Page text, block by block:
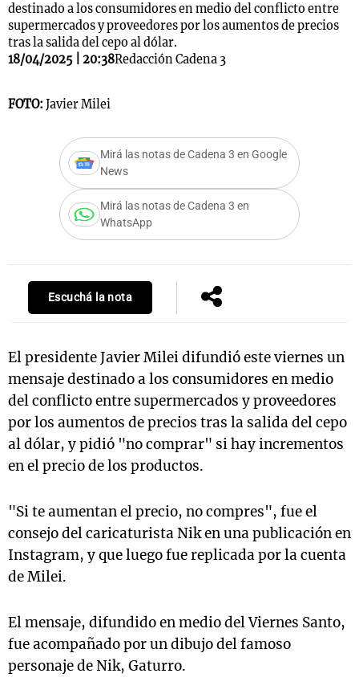
destinado a los consumidores en medio del conflicto entre
supermercados y proveedores por los aumentos de precios
tras la salida del cepo al dólar.
18/04/2025 | 20:38Redacción Cadena 3
FOTO: Javier Milei
Mirá las notas de Cadena 3 en Google
News
Mirá las notas de Cadena 3 en
WhatsApp
Escuchá la nota
El presidente Javier Milei difundió este viernes un
mensaje destinado a los consumidores en medio
del conflicto entre supermercados y proveedores
por los aumentos de precios tras la salida del cepo
al dólar, y pidió "no comprar" si hay incrementos
en el precio de los productos.
"Si te aumentan el precio, no compres", fue el
consejo del caricaturista Nik en una publicación en
Instagram, y que luego fue replicada por la cuenta
de Milei.
El mensaje, difundido en medio del Viernes Santo,
fue acompañado por un dibujo del famoso
personaje de Nik, Gaturro.
Notas
Mundial 2026
Cadena 3